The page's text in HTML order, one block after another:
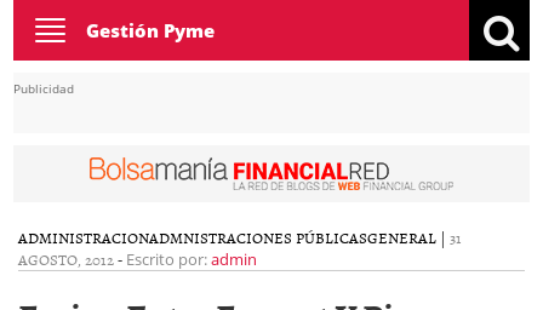
Toggle
navigation
Gestión Pyme
Publicidad
ADMINISTRACIONADMNISTRACIONES PÚBLICASGENERAL | 31
AGOSTO, 2012- Escrito por:admin